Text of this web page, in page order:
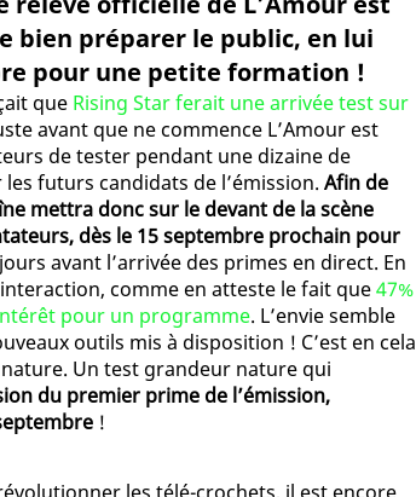
bien préparer le public, en lui
pour une petite formation !
que Rising Star ferait une arrivée test sur
avant que ne commence L’Amour est
de tester pendant une dizaine de
futurs candidats de l’émission. Afin de
mettra donc sur le devant de la scène
dès le 15 septembre prochain pour
avant l’arrivée des primes en direct. En
comme en atteste le fait que47%
pour un programme. L’envie semble
outils mis à disposition ! C’est en cela
Un test grandeur nature qui
du premier prime de l’émission,
!